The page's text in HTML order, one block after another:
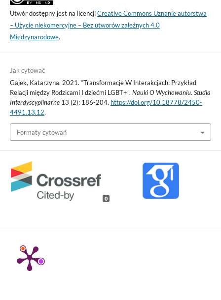
Utwór dostępny jest na licencjiCreative Commons Uznanie autorstwa
– Użycie niekomercyjne – Bez utworów zależnych 4.0
Międzynarodowe.
Jak cytować
Gajek, Katarzyna. 2021. “Transformacje W Interakcjach: Przykład
Relacji między Rodzicami I dziećmi LGBT+”. Nauki O Wychowaniu. Studia
Interdyscyplinarne13 (2): 186-204. https://doi.org/10.18778/2450-
4491.13.12.
Formaty cytowań
0